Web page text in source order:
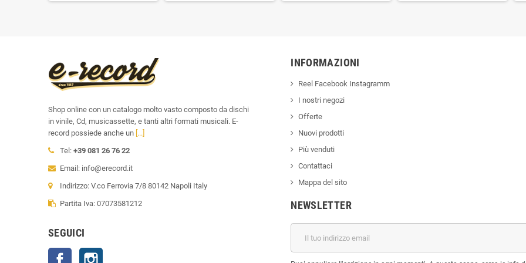
Shop online con un catalogo molto vasto composto da dischi
in vinile, Cd, musicassette, e tanti altri formati musicali. E-
record possiede anche un [...]
Tel: +39 081 26 76 22
Email: info@erecord.it
Indirizzo: V.co Ferrovia 7/8 80142 Napoli Italy
Partita Iva: 07073581212
SEGUICI
Facebook
INFORMAZIONI
Reel Facebook Instagramm
I nostri negozi
Offerte
Nuovi prodotti
Più venduti
Contattaci
Mappa del sito
NEWSLETTER